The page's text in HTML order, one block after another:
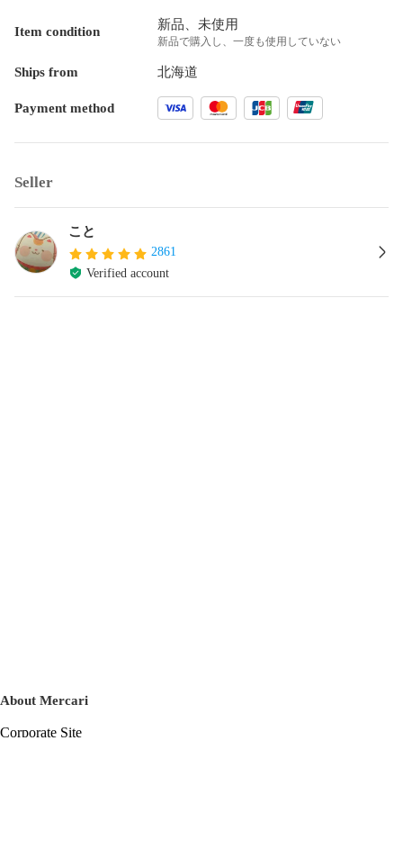
Item condition 新品、未使用
新品で購入し、一度も使用していない
Ships from 北海道
Payment method
Seller
こと
2861
Verified account
About Mercari
Corporate Site